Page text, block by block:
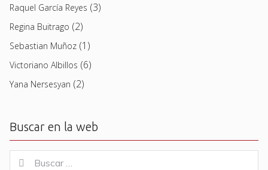
Raquel García Reyes (3)
Regina Buitrago (2)
Sebastian Muñoz (1)
Victoriano Albillos (6)
Yana Nersesyan (2)
Buscar en la web
Buscar